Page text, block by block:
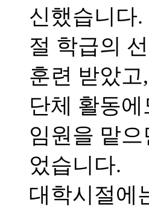
신했습니다
절 학급의
훈련 받았고
단체 활동
임원을 맡
었습니다.
대학시절에